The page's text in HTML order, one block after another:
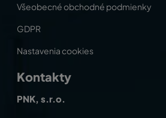
Všeobecné obchodné podmienky
GDPR
Nastavenia cookies
Kontakty
PNK, s.r.o.